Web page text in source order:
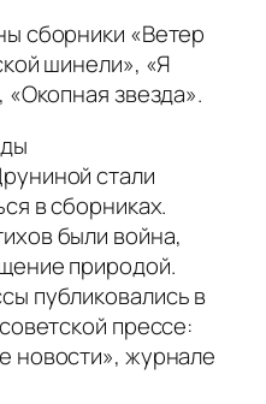
сборники «Ветер
шинели», «Я
звезда».
стали
в сборниках.
были война,
природой.
публиковались в
прессе:
новости», журнале